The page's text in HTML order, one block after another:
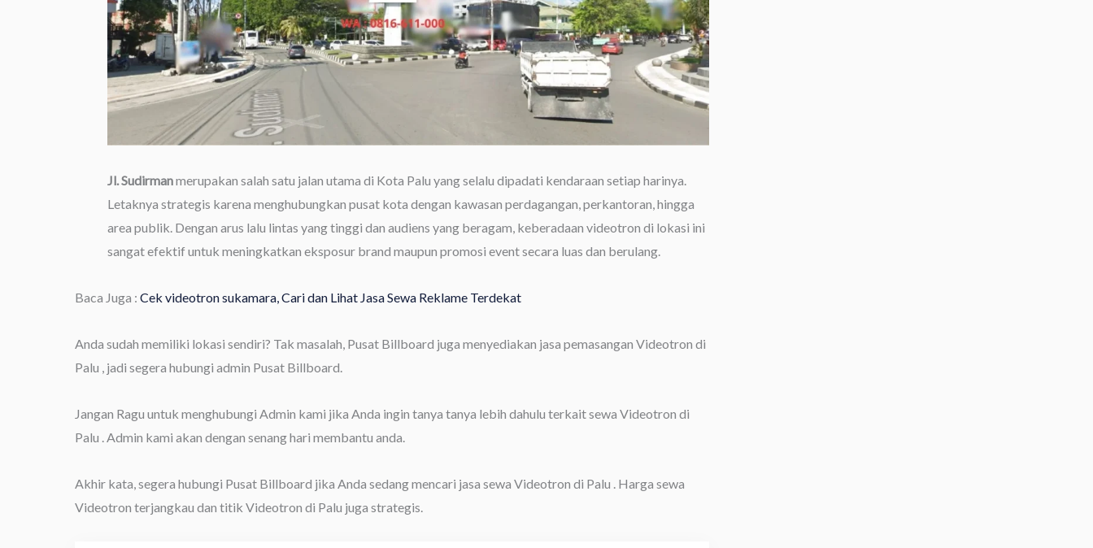
Jl. Sudirmanmerupakan salah satu jalan utama di Kota Palu yang selalu dipadati kendaraan setiap harinya.
Letaknya strategis karena menghubungkan pusat kota dengan kawasan perdagangan, perkantoran, hingga
area publik. Dengan arus lalu lintas yang tinggi dan audiens yang beragam, keberadaan videotron di lokasi ini
sangat efektif untuk meningkatkan eksposur brand maupun promosi event secara luas dan berulang.
Baca Juga : Cek videotron sukamara, Cari dan Lihat Jasa Sewa Reklame Terdekat
Anda sudah memiliki lokasi sendiri? Tak masalah, Pusat Billboard juga menyediakan jasa pemasangan Videotron di
Palu , jadi segera hubungi admin Pusat Billboard.
Jangan Ragu untuk menghubungi Admin kami jika Anda ingin tanya tanya lebih dahulu terkait sewa Videotron di
Palu . Admin kami akan dengan senang hari membantu anda.
Akhir kata, segera hubungi Pusat Billboard jika Anda sedang mencari jasa sewa Videotron di Palu . Harga sewa
Videotron terjangkau dan titik Videotron di Palu juga strategis.